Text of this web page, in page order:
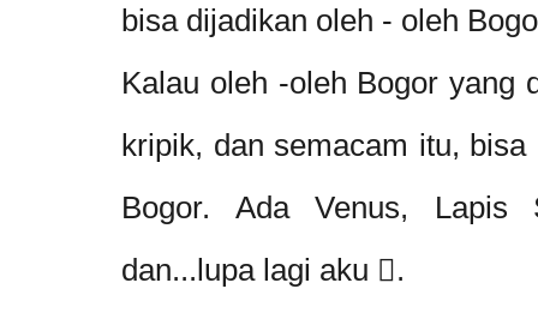
bisa dijadikan oleh - oleh
Kalau oleh -oleh Bogor yang
kripik, dan semacam itu,
Bogor. Ada Venus, Lapis
dan...lupa lagi aku .